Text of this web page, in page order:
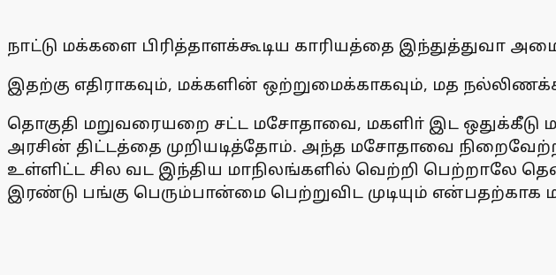
நாட்டு மக்களை பிரித்தாளக்கூடிய காரியத்தை
இதற்கு எதிராகவும், மக்களின் ஒற்றுமைக்காகவும், மத
தொகுதி மறுவரையறை சட்ட மசோதாவை, மகளிா் இட
அரசின் திட்டத்தை முறியடித்தோம். அந்த மசோதாவை
உள்ளிட்ட சில வட இந்திய மாநிலங்களில் வெற்றி பெற்றாலே
இரண்டு பங்கு பெரும்பான்மை பெற்றுவிட முடியும்